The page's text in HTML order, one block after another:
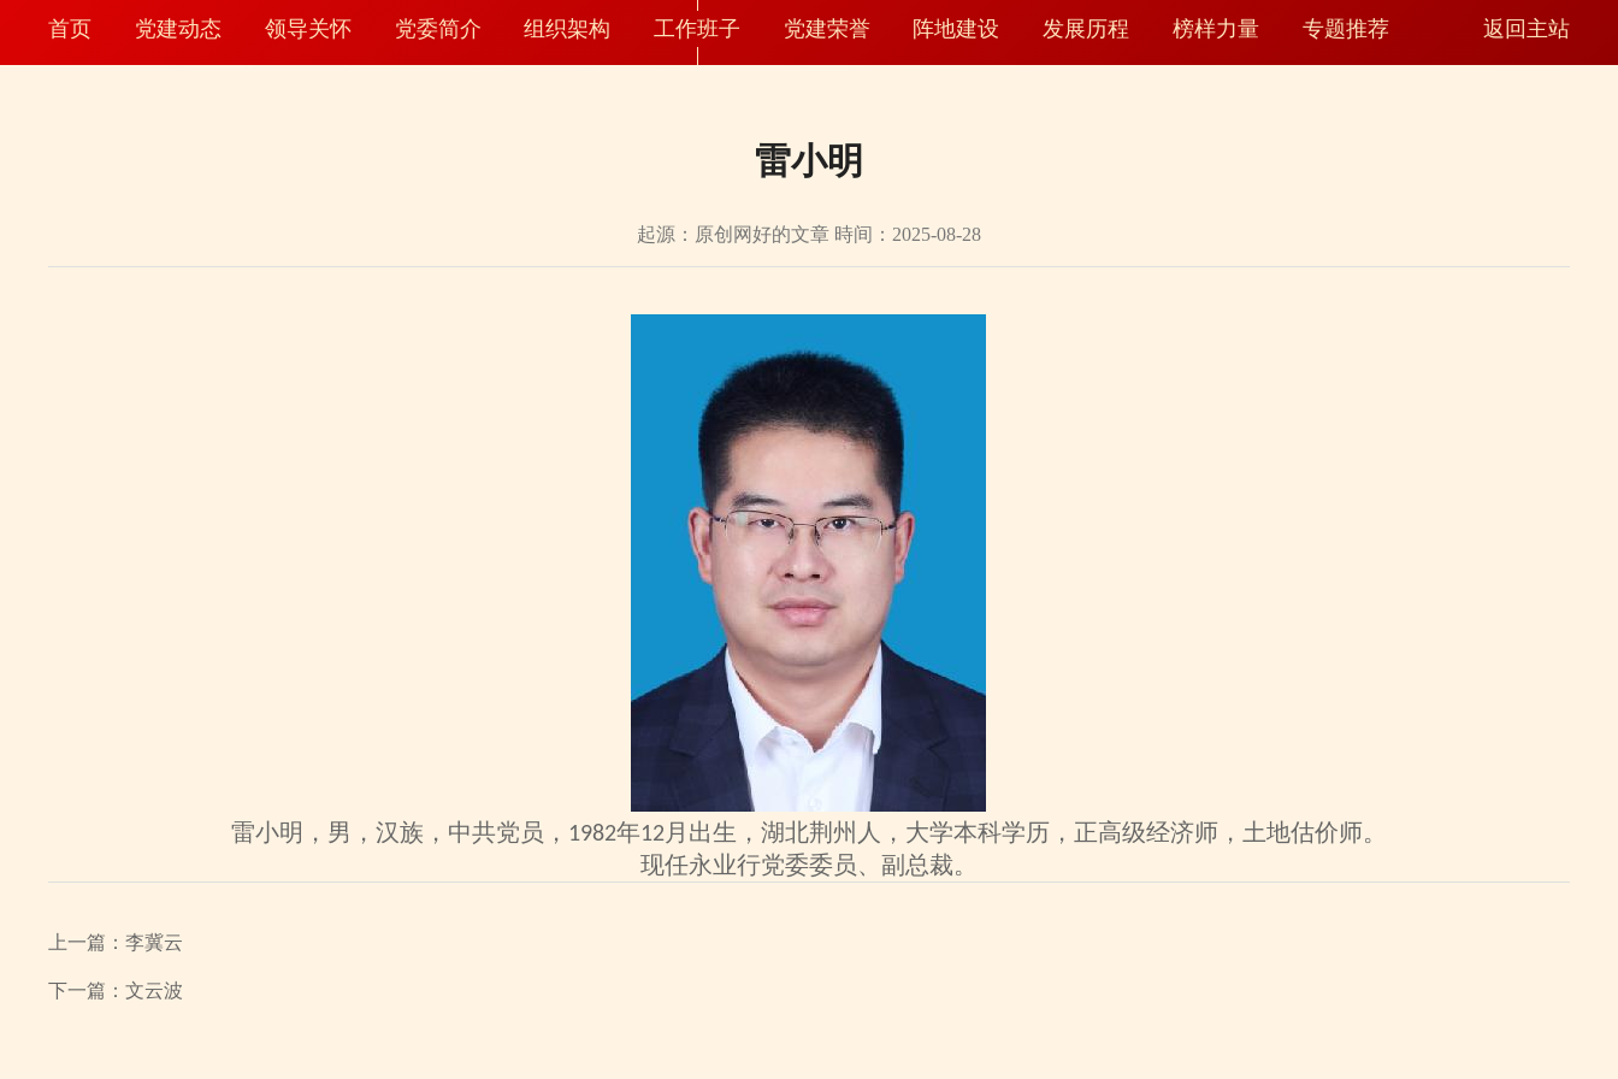
首页 党建动态 领导关怀 党委简介 组织架构 工作班子 党建荣誉 阵地建设 发展历程 榜样力量 专题推荐 返回主站
雷小明
起源：原创网好的文章 時间：2025-08-28
雷小明 ，男，汉族， 中共党员， 1982年12月出生，湖北荆州人，大学本科学历，正高级经济师，土地估价师。
现任永业行党委委员、 副总裁。
上一篇：李冀云
下一篇：文云波